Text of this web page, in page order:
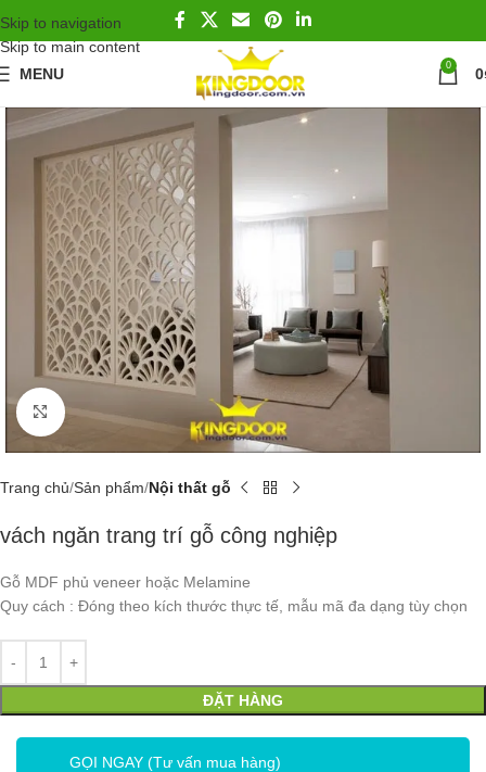
Skip to navigation
Skip to main content
MENU
0 0
Click to enlarge
Trang chủ Sản phẩm Nội thất gỗ
vách ngăn trang trí gỗ công nghiệp
Gỗ MDF phủ veneer hoặc Melamine
Quy cách : Đóng theo kích thước thực tế, mẫu mã đa dạng tùy chọn
ĐẶT HÀNG
GỌI NGAY (Tư vấn mua hàng)